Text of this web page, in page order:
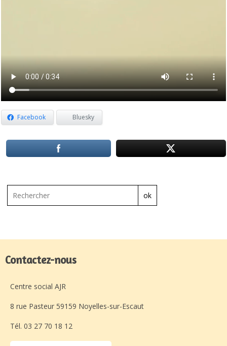
Facebook Bluesky
ok
Contactez-nous
Centre social AJR
8 rue Pasteur 59159 Noyelles-sur-Escaut
Tél. 03 27 70 18 12